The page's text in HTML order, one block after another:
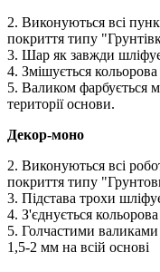
2. Виконуються всі
покриття типу
3. Шар як завжди
4. Змішується
5. Валиком фарбується
території основи.
Декор-моно
2. Виконуються всі
покриття типу
3. Підстава трохи
4. З'єднується
5. Голчастими
1,5-2 мм на всій основі